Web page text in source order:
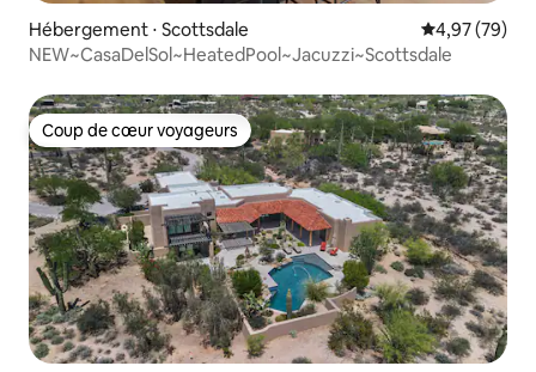
Hébergement ⋅ Scottsdale Évaluation
4,97 (79)
NEW~CasaDelSol~HeatedPool~Jacuzzi~Scottsdale
Coup de cœur voyageurs
Coup de cœur voyageurs